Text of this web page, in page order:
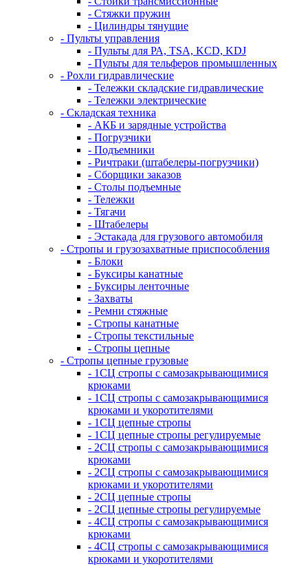
- Стяжки пружин
- Цилиндры тянущие
- Пульты управления
- Пульты для РА, TSA, KCD, KDJ
- Пульты для тельферов промышленных
- Рохли гидравлические
- Тележки складские гидравлические
- Тележки электрические
- Складская техника
- АКБ и зарядные устройства
- Погрузчики
- Подъемники
- Ричтраки (штабелеры-погрузчики)
- Сборщики заказов
- Столы подъемные
- Тележки
- Тягачи
- Штабелеры
- Эстакада для грузового автомобиля
- Стропы и грузозахватные приспособления
- Блоки
- Буксиры канатные
- Буксиры ленточные
- Захваты
- Ремни стяжные
- Стропы канатные
- Стропы текстильные
- Стропы цепные
- Стропы цепные грузовые
- 1СЦ стропы с самозакрывающимися
крюками
- 1СЦ стропы с самозакрывающимися
крюками и укоротителями
- 1СЦ цепные стропы
- 1СЦ цепные стропы регулируемые
- 2СЦ стропы с самозакрывающимися
крюками
- 2СЦ стропы с самозакрывающимися
крюками и укоротителями
- 2СЦ цепные стропы
- 2СЦ цепные стропы регулируемые
- 4СЦ стропы с самозакрывающимися
крюками
- 4СЦ стропы с самозакрывающимися
крюками и укоротителями